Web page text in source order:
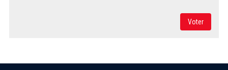
Voter